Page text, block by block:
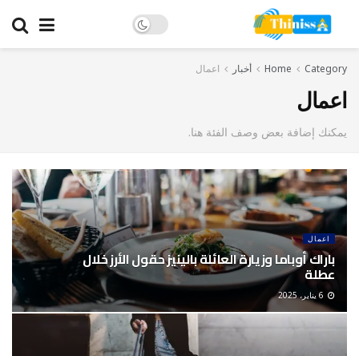
Home Category أخبار اعمال
اعمال
يمكنك إضافة بعض وصف الفئة هنا.
اعمال
باراك أوباما وزيارة العائلة بالينيز حقول الأرز خلال
عطلة